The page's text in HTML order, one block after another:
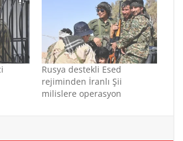
Rusya destekli Esed
rejiminden İranlı Şii
milislere operasyon